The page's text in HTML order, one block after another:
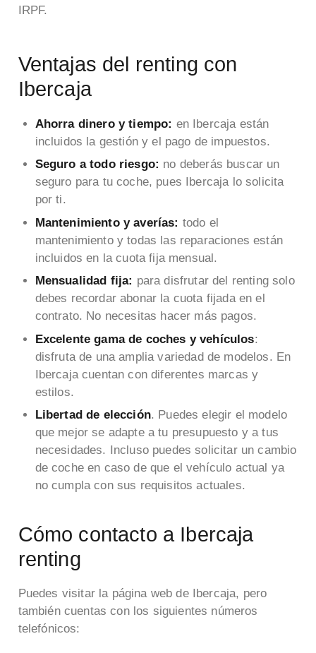
IRPF.
Ventajas del renting con
Ibercaja
Ahorra dinero y tiempo: en Ibercaja están
incluidos la gestión y el pago de impuestos.
Seguro a todo riesgo: no deberás buscar un
seguro para tu coche, pues Ibercaja lo solicita
por ti.
Mantenimiento y averías: todo el
mantenimiento y todas las reparaciones están
incluidos en la cuota fija mensual.
Mensualidad fija: para disfrutar del renting solo
debes recordar abonar la cuota fijada en el
contrato. No necesitas hacer más pagos.
Excelente gama de coches y vehículos:
disfruta de una amplia variedad de modelos. En
Ibercaja cuentan con diferentes marcas y
estilos.
Libertad de elección. Puedes elegir el modelo
que mejor se adapte a tu presupuesto y a tus
necesidades. Incluso puedes solicitar un cambio
de coche en caso de que el vehículo actual ya
no cumpla con sus requisitos actuales.
Cómo contacto a Ibercaja
renting
Puedes visitar la página web de Ibercaja, pero
también cuentas con los siguientes números
telefónicos: